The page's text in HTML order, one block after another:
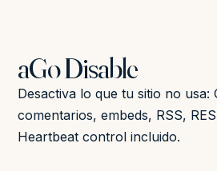
aGo Disable
Desactiva lo que tu sitio no usa:
comentarios, embeds, RSS,
Heartbeat control incluido.